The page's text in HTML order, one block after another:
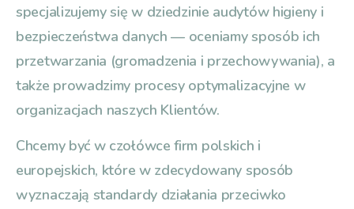
specjalizujemy się w dziedzinie audytów higieny i
bezpieczeństwa danych — oceniamy sposób ich
przetwarzania (gromadzenia i przechowywania), a
także prowadzimy procesy optymalizacyjne w
organizacjach naszych Klientów.
Chcemy być w czołówce firm polskich i
europejskich, które w zdecydowany sposób
wyznaczają standardy działania przeciwko